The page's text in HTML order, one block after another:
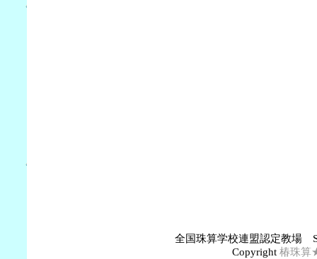
全国珠算学校連盟認定教場
Copyright 椿珠算